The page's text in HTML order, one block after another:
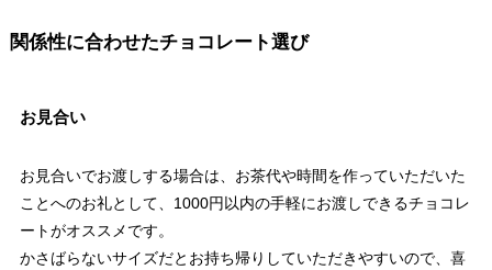
関係性に合わせたチョコレート選び
お見合い
お見合いでお渡しする場合は、お茶代や時間を作っていただいた
ことへのお礼として、1000円以内の手軽にお渡しできるチョコレ
ートがオススメです。
かさばらないサイズだとお持ち帰りしていただきやすいので、喜